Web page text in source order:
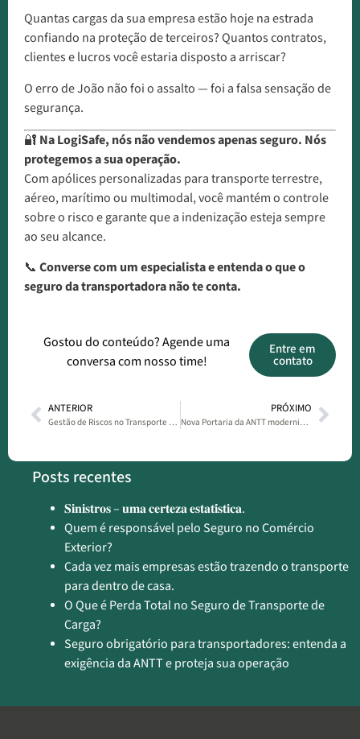
Quantas cargas da sua empresa estão hoje na estrada
confiando na proteção de terceiros? Quantos contratos,
clientes e lucros você estaria disposto a arriscar?
O erro de João não foi o assalto — foi a falsa sensação de
segurança.
🔐 Na LogiSafe, nós não vendemos apenas seguro. Nós
protegemos a sua operação.
Com apólices personalizadas para transporte terrestre,
aéreo, marítimo ou multimodal, você mantém o controle
sobre o risco e garante que a indenização esteja sempre
ao seu alcance.
📞 Converse com um especialista e entenda o que o
seguro da transportadora não te conta.
Gostou do conteúdo? Agende uma
conversa com nosso time!
Entre em
contato
ANTERIOR
Gestão de Riscos no Transporte de Cargas: Um Diferencial Estratégico com Base na ISO 31000
PRÓXIMO
Nova Portaria da ANTT moderniza fiscalização do seguro de transporte de cargas
Posts recentes
𝐒𝐢𝐧𝐢𝐬𝐭𝐫𝐨𝐬 – 𝐮𝐦𝐚 𝐜𝐞𝐫𝐭𝐞𝐳𝐚 𝐞𝐬𝐭𝐚𝐭𝐢́𝐬𝐭𝐢𝐜𝐚.
Quem é responsável pelo Seguro no Comércio
Exterior?
Cada vez mais empresas estão trazendo o transporte
para dentro de casa.
O Que é Perda Total no Seguro de Transporte de
Carga?
Seguro obrigatório para transportadores: entenda a
exigência da ANTT e proteja sua operação